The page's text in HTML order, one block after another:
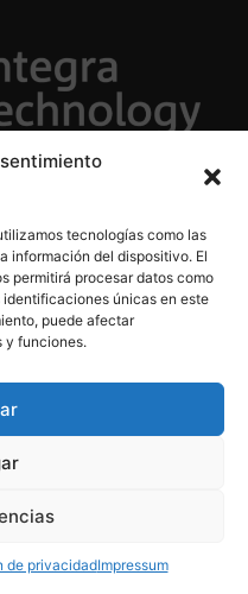
tecnologías como las
información del dispositivo. El
permitirá procesar datos como
únicas en este
puede afectar
y funciones.
de privacidadImpressum
564